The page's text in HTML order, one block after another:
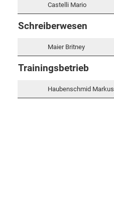
Castelli Mario
Schreiberwesen
Maier Britney
Trainingsbetrieb
Haubenschmid Markus